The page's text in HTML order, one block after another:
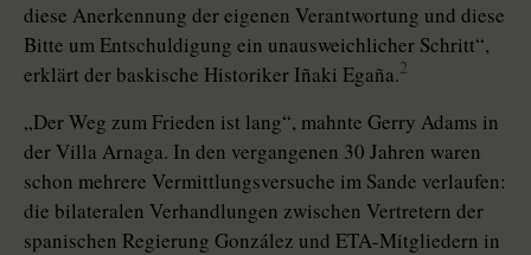
diese Anerkennung der eigenen Verantwortung und diese
Bitte um Entschuldigung ein unausweichlicher Schritt“,
erklärt der baskische Historiker Iñaki Egaña.2
„Der Weg zum Frieden ist lang“, mahnte Gerry Adams in
der Villa Arnaga. In den vergangenen 30 Jahren waren
schon mehrere Vermittlungsversuche im Sande verlaufen:
die bilateralen Verhandlungen zwischen Vertretern der
spanischen Regierung González und ETA-Mitgliedern in